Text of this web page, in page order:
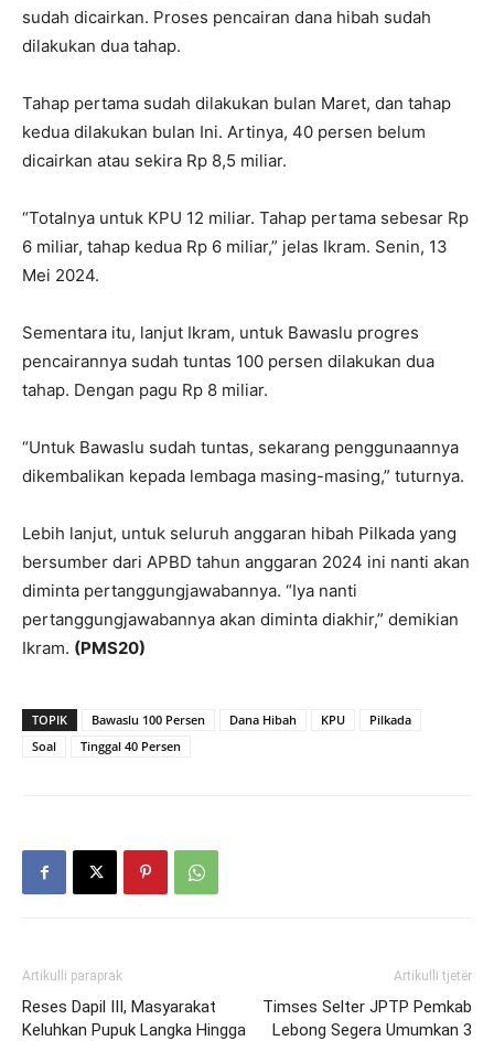
sudah dicairkan. Proses pencairan dana hibah sudah
dilakukan dua tahap.
Tahap pertama sudah dilakukan bulan Maret, dan tahap
kedua dilakukan bulan Ini. Artinya, 40 persen belum
dicairkan atau sekira Rp 8,5 miliar.
“Totalnya untuk KPU 12 miliar. Tahap pertama sebesar Rp
6 miliar, tahap kedua Rp 6 miliar,” jelas Ikram. Senin, 13
Mei 2024.
Sementara itu, lanjut Ikram, untuk Bawaslu progres
pencairannya sudah tuntas 100 persen dilakukan dua
tahap. Dengan pagu Rp 8 miliar.
“Untuk Bawaslu sudah tuntas, sekarang penggunaannya
dikembalikan kepada lembaga masing-masing,” tuturnya.
Lebih lanjut, untuk seluruh anggaran hibah Pilkada yang
bersumber dari APBD tahun anggaran 2024 ini nanti akan
diminta pertanggungjawabannya. “Iya nanti
pertanggungjawabannya akan diminta diakhir,” demikian
Ikram. (PMS20)
TOPIK Bawaslu 100 Persen Dana Hibah KPU
Pilkada
Soal
Tinggal 40 Persen
Artikulli paraprak
Reses Dapil III, Masyarakat
Keluhkan Pupuk Langka Hingga
Artikulli tjetër
Timses Selter JPTP Pemkab
Lebong Segera Umumkan 3